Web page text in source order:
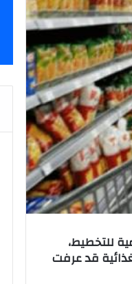
للتخطيط،
الغذائية قد عرفت